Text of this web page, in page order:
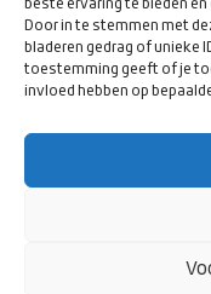
beste ervaring te bieden
Door in te stemmen met
bladeren gedrag of unieke
toestemming geeft of je
invloed hebben op